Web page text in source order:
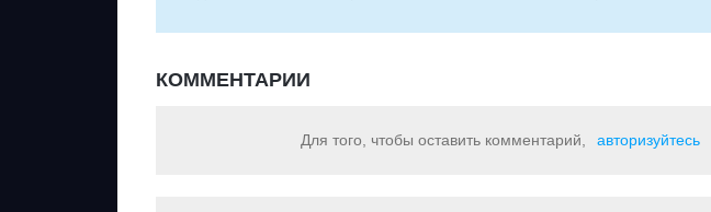
КОММЕНТАРИИ
Для того, чтобы оставить комментарий, авторизуйтесь